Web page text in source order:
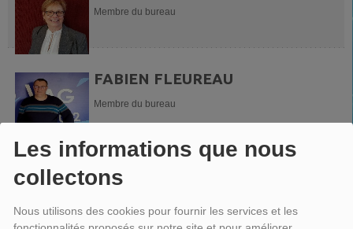
Les informations que nous
collectons
Nous utilisons des cookies pour fournir les services et les
Membre du bureau
FABIEN FLEUREAU
Membre du bureau
MICKAEL MOREL